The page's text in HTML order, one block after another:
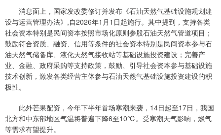
消息面上，国家发改委修订并发布《石油天然气基础设施规划建
设与运营管理办法》,自2026年1月1日起施行。其中提到，支持各类
社会资本特别是民间资本按照市场化原则参股石油天然气管道项目；
鼓励符合资质、融资、信用等条件的社会资本特别是民间资本参与石
油天然气储备库、液化天然气接收站等基础设施投资建设；完善产
业、金融、政府采购等支持政策，鼓励、引导社会资本参与基础设施
技术创新，激发各类经营主体参与石油天然气基础设施投资建设的积
极性。
此外芒果配资，今年下半年首场寒潮来袭，14日起至17日，我国
北方和中东部地区气温将普遍下降6至10℃。受寒潮天气影响，燃气
等需求有望提升。